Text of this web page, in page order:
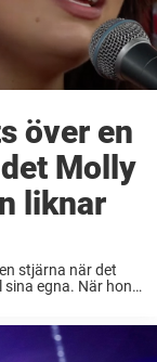
över en
Molly
liknar
stjärna när det
egna. När hon